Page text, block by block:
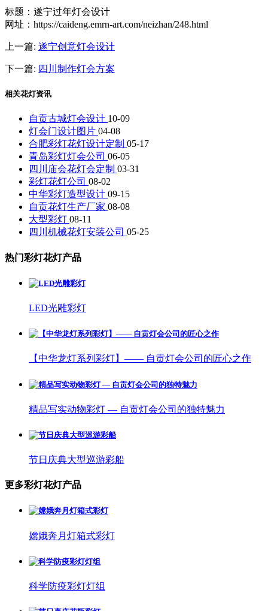
标题：遂宁过年灯会设计
网址：https://caideng.emrn-art.com/neizhan/248.html
上一篇: 遂宁创意灯会设计
下一篇: 四川制作灯会方案
相关花灯资讯
自贡古城灯会设计 10-09
灯会门设计图片 04-08
合肥彩灯花灯设计定制 05-17
青岛彩灯灯会公司 06-05
四川庙会花灯会定制 03-31
彩灯花灯公司 08-02
中华彩灯造型设计 09-15
自贡花灯生产厂家 08-08
大型彩灯 08-11
四川机械花灯安装公司 05-25
热门彩灯花灯产品
LED光雕彩灯
【中华龙灯系列彩灯】—— 自贡灯会公司的匠心之作
精品写实动物彩灯 — 自贡灯会公司的独特魅力
节日庆典大型巡游彩船
更多彩灯花灯产品
嫦娥奔月灯箱式彩灯
科学防疫彩灯灯组